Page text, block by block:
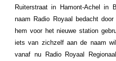
Ruiterstraat in Hamont-Achel in
naam Radio Royaal bedacht
hem voor het nieuwe station
iets van zichzelf aan de naam
vanaf nu Radio Royaal